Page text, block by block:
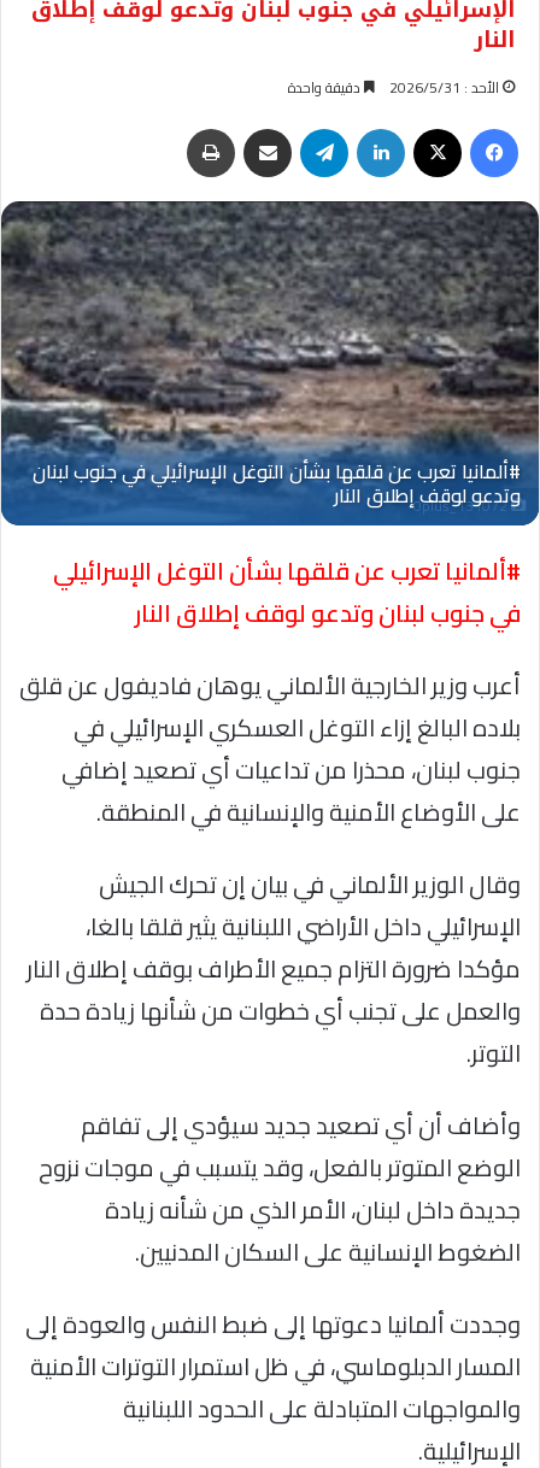
الإسرائيلي في جنوب لبنان وتدعو لوقف إطلاق
النار
الأحد : 2026/5/31 دقيقة واحدة
فيسبوك لينكدإن تيلقرام مشاركة عبر البريد
Oplus_131072
#ألمانيا تعرب عن قلقها بشأن التوغل الإسرائيلي
في جنوب لبنان وتدعو لوقف إطلاق النار
أعرب وزير الخارجية الألماني يوهان فاديفول عن قلق
بلاده البالغ إزاء التوغل العسكري الإسرائيلي في
جنوب لبنان، محذرا من تداعيات أي تصعيد إضافي
على الأوضاع الأمنية والإنسانية في المنطقة.
وقال الوزير الألماني في بيان إن تحرك الجيش
الإسرائيلي داخل الأراضي اللبنانية يثير قلقا بالغا،
مؤكدا ضرورة التزام جميع الأطراف بوقف إطلاق النار
والعمل على تجنب أي خطوات من شأنها زيادة حدة
التوتر.
وأضاف أن أي تصعيد جديد سيؤدي إلى تفاقم
الوضع المتوتر بالفعل، وقد يتسبب في موجات نزوح
جديدة داخل لبنان، الأمر الذي من شأنه زيادة
الضغوط الإنسانية على السكان المدنيين.
وجددت ألمانيا دعوتها إلى ضبط النفس والعودة إلى
المسار الدبلوماسي، في ظل استمرار التوترات الأمنية
والمواجهات المتبادلة على الحدود اللبنانية
الإسرائيلية.